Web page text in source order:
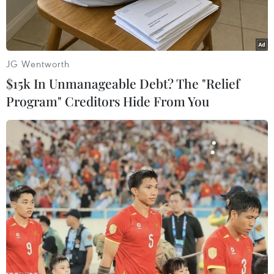
Nước Anh có kế hoạch vận hành đường sắt bằng năng lượng
Mặt Trời. (Nguồn: theguardian.com)
Người dân London có thể không mấy để ý,
nhưng một dãy nhỏ các tấm pin năng lượng
Mặt Trời cạnh tuyến đường sắt tại Aldershot,
một thị trấn cách thủ đô London của nước Anh
JG Wentworth
$15k In Unmanageable Debt? The "Relief
Program" Creditors Hide From You